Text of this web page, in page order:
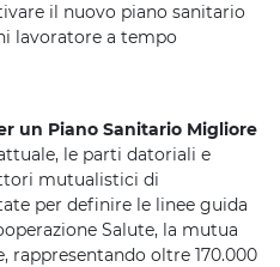
il nuovo piano sanitario
lavoratore a tempo
un Piano Sanitario Migliore
le parti datoriali e
mutualistici di
per definire le linee guida
Salute, la mutua
rappresentando oltre 170.000